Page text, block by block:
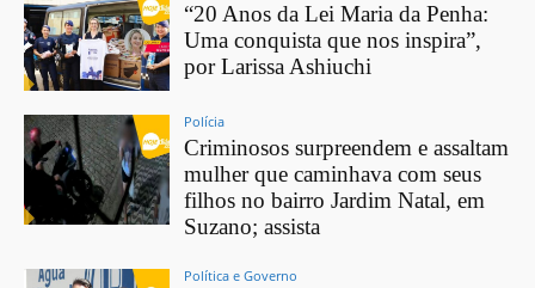
“20 Anos da Lei Maria da Penha:
Uma conquista que nos inspira”,
por Larissa Ashiuchi
Polícia
Criminosos surpreendem e assaltam
mulher que caminhava com seus
filhos no bairro Jardim Natal, em
Suzano; assista
Política e Governo